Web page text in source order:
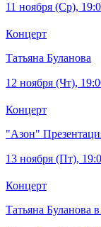
11 ноября (Ср),
Концерт
Татьяна Буланова
12 ноября (Чт),
Концерт
"Азон"
13 ноября (Пт),
Концерт
Татьяна Буланова